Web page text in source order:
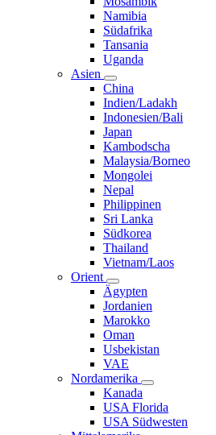
Namibia
Südafrika
Tansania
Uganda
Asien
China
Indien/Ladakh
Indonesien/Bali
Japan
Kambodscha
Malaysia/Borneo
Mongolei
Nepal
Philippinen
Sri Lanka
Südkorea
Thailand
Vietnam/Laos
Orient
Ägypten
Jordanien
Marokko
Oman
Usbekistan
VAE
Nordamerika
Kanada
USA Florida
USA Südwesten